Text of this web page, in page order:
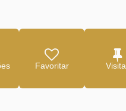
Favoritar